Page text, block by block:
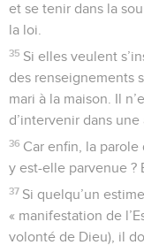
et se tenir dans la
la loi.
35 Si elles veulent
des renseignements
mari à la maison. Il
d’intervenir dans une
36 Car enfin, la
y est-elle parvenue ?
37 Si quelqu’un
« manifestation de
volonté de Dieu), il